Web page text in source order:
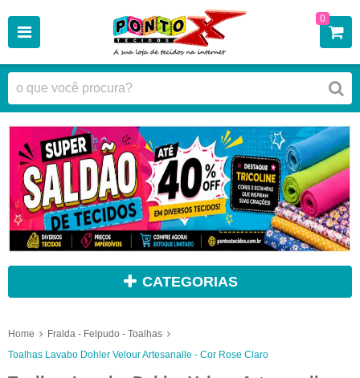
0
CATEGORIAS
Home
Fralda - Felpudo - Toalhas
Toalhas Lavabo Dohler Velour Artesanalle - Cor Rose Claro